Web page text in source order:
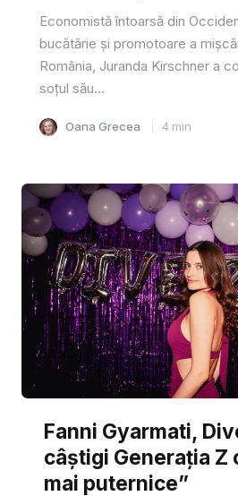
Economistă întoarsă din
bucătărie și promotoare a
România, Juranda Kirschner a
soțul său...
Oana Grecea 4 min
Fanni Gyarmati,
câștigi Generația Z
mai puternice”